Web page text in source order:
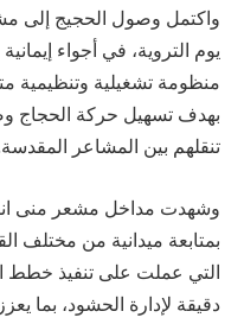
يوم التروية، في أجواء
منظومة تشغيلية وتنظيمية
بهدف تسهيل حركة الحجاج
تنقلهم بين المشاعر
وشهدت مداخل مشعر منى
بمتابعة ميدانية من مختلف
التي عملت على تنفيذ خطط
دقيقة لإدارة الحشود، بما